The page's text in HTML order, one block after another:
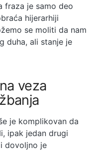
fraza je samo deo
hijerarhiji
se moliti da nam
duha, ali stanje je
veza
je komplikovan da
ipak jedan drugi
dovoljno je